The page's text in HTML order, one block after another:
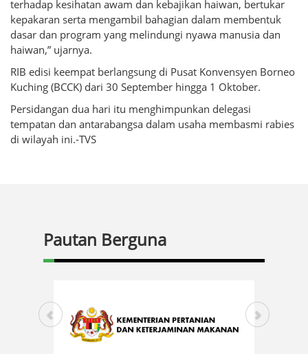
terhadap kesihatan awam dan kebajikan haiwan, bertukar
kepakaran serta mengambil bahagian dalam membentuk
dasar dan program yang melindungi nyawa manusia dan
haiwan,” ujarnya.
RIB edisi keempat berlangsung di Pusat Konvensyen Borneo
Kuching (BCCK) dari 30 September hingga 1 Oktober.
Persidangan dua hari itu menghimpunkan delegasi
tempatan dan antarabangsa dalam usaha membasmi rabies
di wilayah ini.-TVS
Pautan Berguna